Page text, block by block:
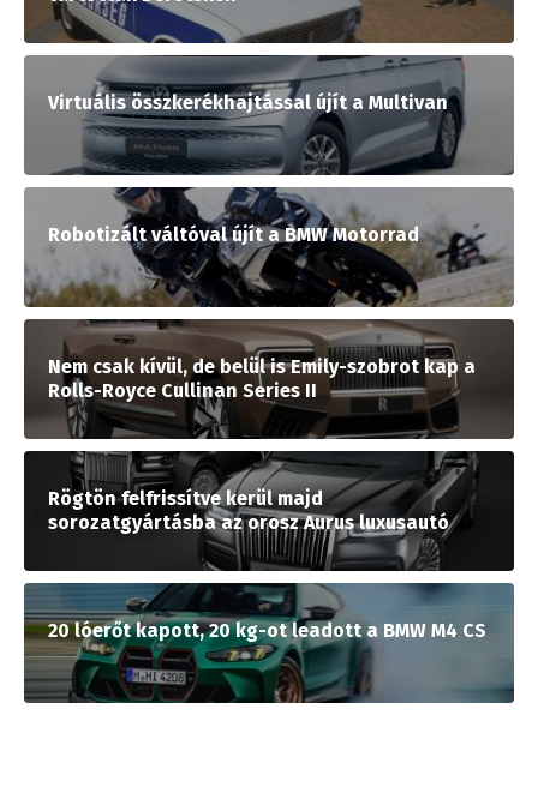
Virtuális összkerékhajtással újít a Multivan
Robotizált váltóval újít a BMW Motorrad
Nem csak kívül, de belül is Emily-szobrot kap a
Rolls-Royce Cullinan Series II
Rögtön felfrissítve kerül majd
sorozatgyártásba az orosz Aurus luxusautó
20 lóerőt kapott, 20 kg-ot leadott a BMW M4 CS